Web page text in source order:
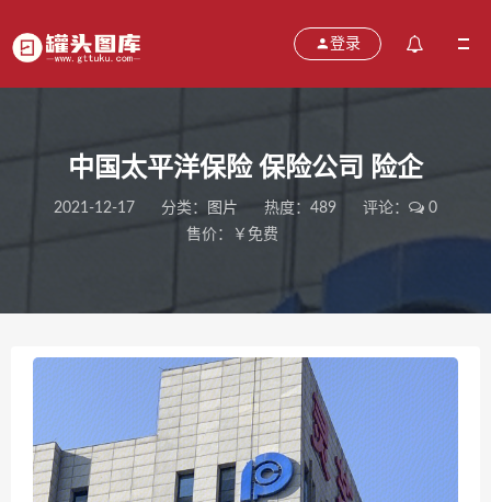
登录
中国太平洋保险 保险公司 险企
2021-12-17 分类： 图片 热度：489 评论：
0
售价：￥免费